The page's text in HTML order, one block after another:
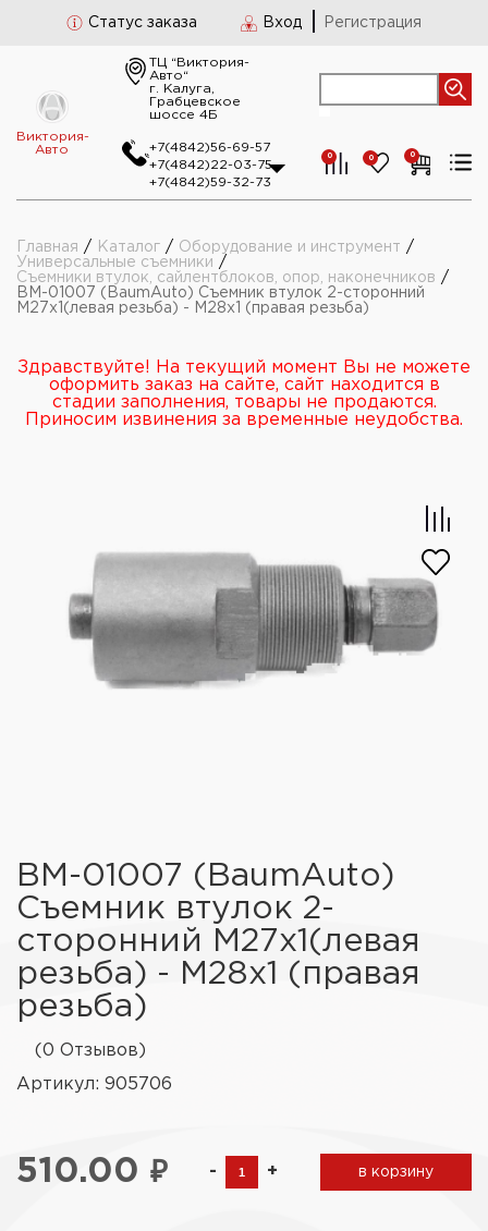
Статус заказа Вход Регистрация
Виктория-
Авто
ТЦ “Виктория-
Авто“
г. Калуга,
Грабцевское
шоссе 4Б
+7(4842)56-69-57
+7(4842)22-03-75
+7(4842)59-32-73
0 0 0
Главная / Каталог / Оборудование и инструмент /
Универсальные съемники /
Съемники втулок, сайлентблоков, опор, наконечников /
BM-01007 (BaumAuto) Съемник втулок 2-сторонний
М27х1(левая резьба) - М28х1 (правая резьба)
Здравствуйте! На текущий момент Вы не можете
оформить заказ на сайте, сайт находится в
стадии заполнения, товары не продаются.
Приносим извинения за временные неудобства.
BM-01007 (BaumAuto)
Съемник втулок 2-
сторонний М27х1(левая
резьба) - М28х1 (правая
резьба)
(0 Отзывов)
Артикул: 905706
510.00 ₽ - + в корзину